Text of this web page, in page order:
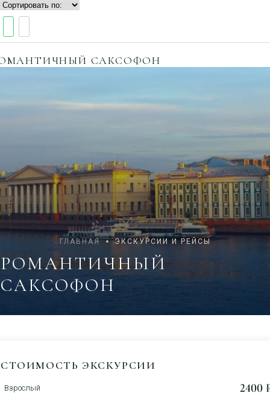
САКСОФОН
ГЛАВНАЯ ЭКСКУРСИИ И РЕЙСЫ
РОМАНТИЧНЫЙ
САКСОФОН
СТОИМОСТЬ ЭКСКУРСИИ
Взрослый 2400 ₽